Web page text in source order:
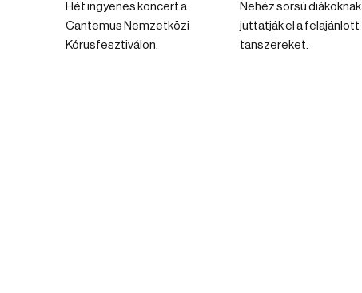
Hét ingyenes koncert a
Cantemus Nemzetközi
Kórusfesztiválon.
Nehéz sorsú diákoknak
juttatják el a felajánlott
tanszereket.